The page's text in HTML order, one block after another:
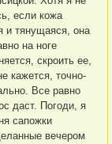
если кожа
и тянущаяся, она
на ноге
скроить ее,
кажется, точно-
Все равно
даст. Погоди, я
сапожки
вечером